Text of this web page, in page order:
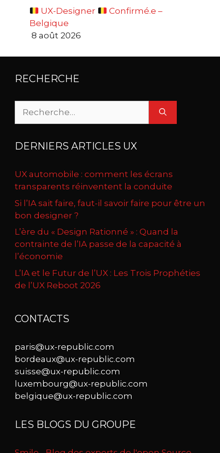
UX-Designer
Confirmé.e –
Belgique
8 août 2026
RECHERCHE
Rechercher :
DERNIERS ARTICLES UX
UX automobile : comment les écrans
transparents réinventent la conduite
Si l’IA sait faire, faut-il savoir faire pour être un
bon designer ?
L’ère du « Design Rationné » : Quand la
contrainte de l’IA passe de la capacité à
l’économie
L’IA et le Futur de l’UX : Les Trois Prophéties
de l’UX Reboot 2026
CONTACTS
paris@ux-republic.com
bordeaux@ux-republic.com
suisse@ux-republic.com
luxembourg@ux-republic.com
belgique@ux-republic.com
LES BLOGS DU GROUPE